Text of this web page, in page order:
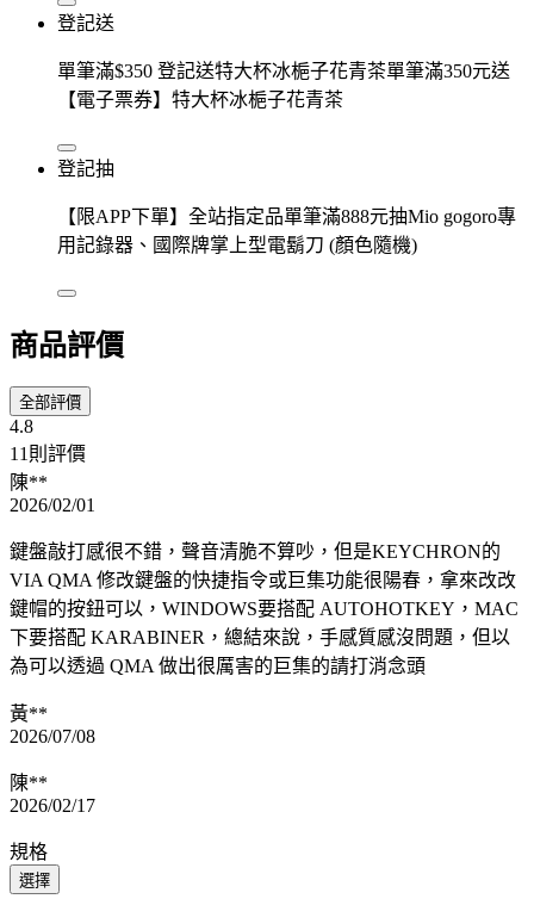
登記送
單筆滿$350 登記送特大杯冰梔子花青茶單筆滿350元送
【電子票券】特大杯冰梔子花青茶
登記抽
【限APP下單】全站指定品單筆滿888元抽Mio gogoro專
用記錄器、國際牌掌上型電鬍刀 (顏色隨機)
商品評價
全部評價
4.8
11則評價
陳**
2026/02/01
鍵盤敲打感很不錯，聲音清脆不算吵，但是KEYCHRON的
VIA QMA 修改鍵盤的快捷指令或巨集功能很陽春，拿來改改
鍵帽的按鈕可以，WINDOWS要搭配 AUTOHOTKEY，MAC
下要搭配 KARABINER，總結來說，手感質感沒問題，但以
為可以透過 QMA 做出很厲害的巨集的請打消念頭
黃**
2026/07/08
陳**
2026/02/17
規格
選擇